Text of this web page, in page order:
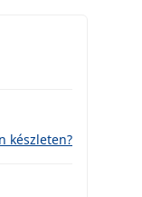
készleten?